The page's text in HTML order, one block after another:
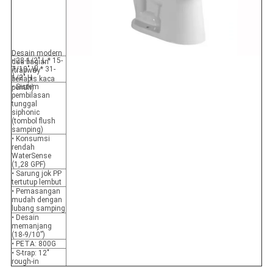
Desain modern
dua bagian
(trapway
berlapis kaca
penuh)
• 28-1/2" L * 15-
7/10" W * 31-
1/2" H
• Sistem
pembilasan
tunggal
siphonic
(tombol flush
samping)
• Konsumsi
rendah
WaterSense
(1,28 GPF)
• Sarung jok PP
tertutup lembut
• Pemasangan
mudah dengan
lubang samping
• Desain
memanjang
(18-9/10”)
• PETA: 800G
• S-trap: 12"
rough-in